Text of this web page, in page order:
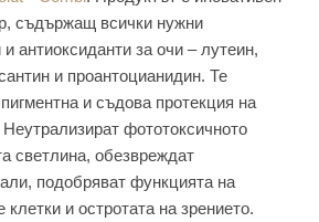
съдържащ всички нужни
антиоксиданти за очи – лутеин,
и проантоцианидин. Те
и съдова протекция на
Неутрализират фототоксичното
светлина, обезвреждат
подобряват функцията на
и остротата на зрението.